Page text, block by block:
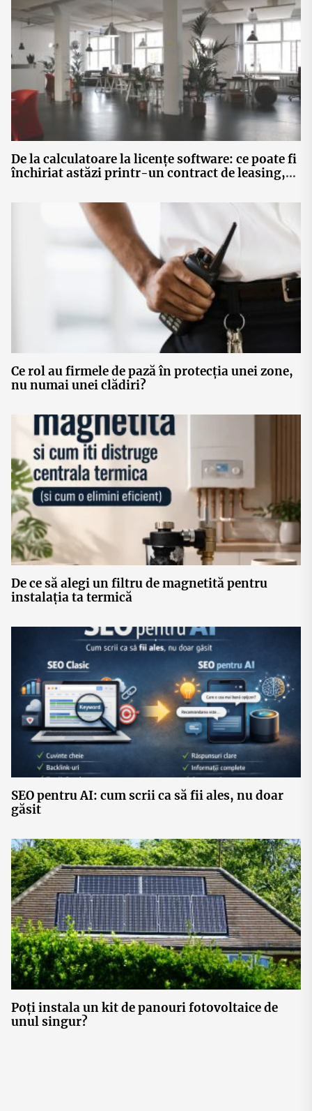
De la calculatoare la licențe software: ce poate fi
închiriat astăzi printr-un contract de leasing,
Ce rol au firmele de pază în protecția unei zone,
nu numai unei clădiri?
De ce să alegi un filtru de magnetită pentru
instalația ta termică
SEO pentru AI: cum scrii ca să fii ales, nu doar
găsit
Poți instala un kit de panouri fotovoltaice de
unul singur?